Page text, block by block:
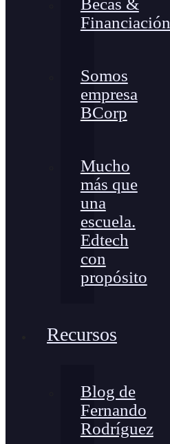
Becas &
Financiación
Somos
empresa
BCorp
Mucho
más que
una
escuela.
Edtech
con
propósito
Recursos
Blog de
Fernando
Rodríguez